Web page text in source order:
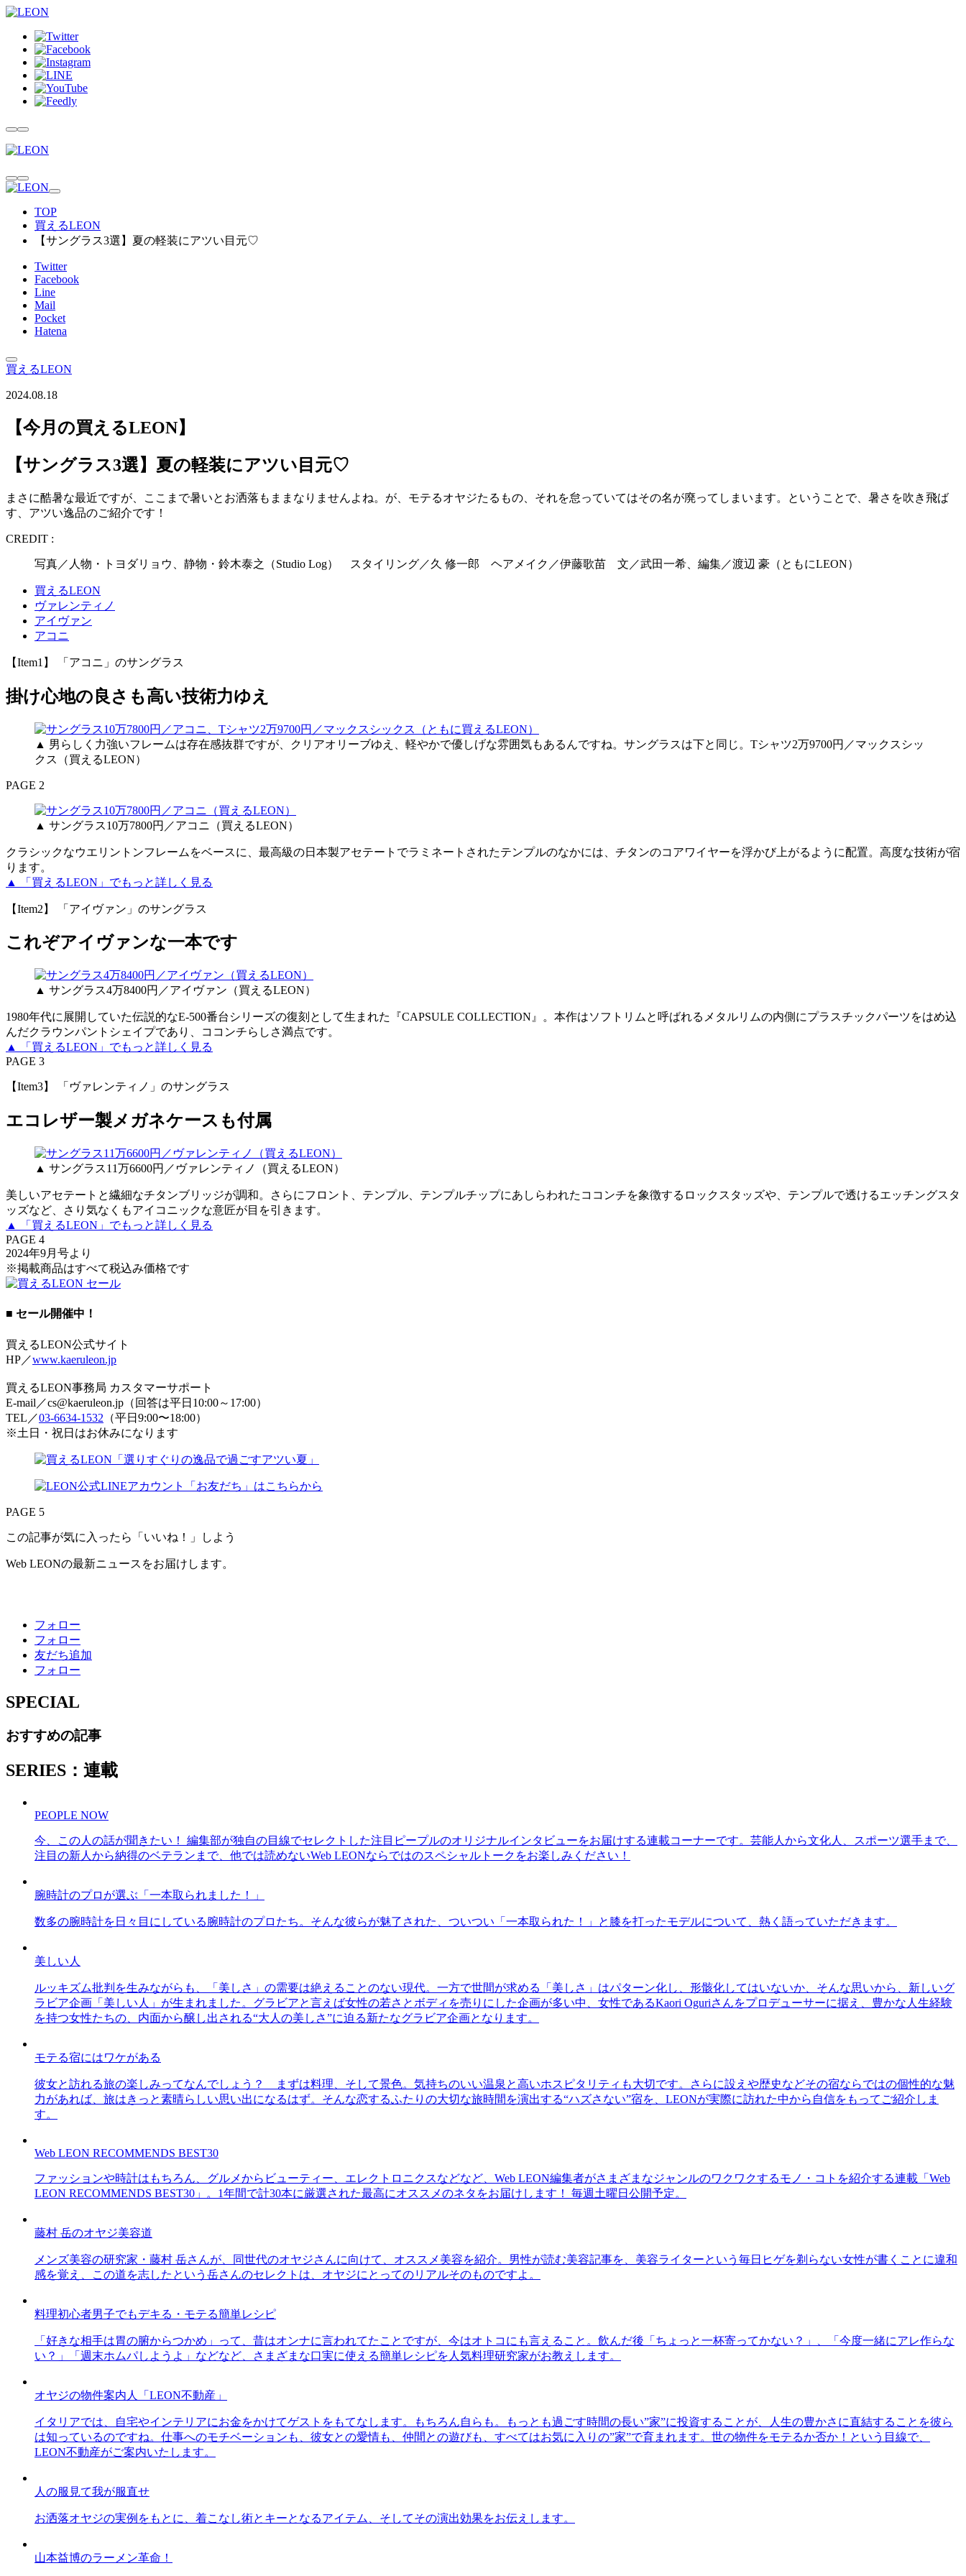
TOP
買えるLEON
【サングラス3選】夏の軽装にアツい目元♡
Twitter
Facebook
Line
Mail
Pocket
Hatena
買えるLEON
2024.08.18
【今月の買えるLEON】
【サングラス3選】夏の軽装にアツい目元♡
まさに酷暑な最近ですが、ここまで暑いとお洒落もままなりませんよね。が、モテるオヤジたるもの、それを怠っていてはその名が廃ってしまいます。ということで、暑さを吹き飛ば
す、アツい逸品のご紹介です！
CREDIT :
写真／人物・トヨダリョウ、静物・鈴木泰之（Studio Log） スタイリング／久 修一郎 ヘアメイク／伊藤歌苗 文／武田一希、編集／渡辺 豪（ともにLEON）
買えるLEON
ヴァレンティノ
アイヴァン
アコニ
【Item1】 「アコニ」のサングラス
掛け心地の良さも高い技術力ゆえ
▲ 男らしく力強いフレームは存在感抜群ですが、クリアオリーブゆえ、軽やかで優しげな雰囲気もあるんですね。サングラスは下と同じ。Tシャツ2万9700円／マックスシッ
クス（買えるLEON）
PAGE 2
▲ サングラス10万7800円／アコニ（買えるLEON）
クラシックなウエリントンフレームをベースに、最高級の日本製アセテートでラミネートされたテンプルのなかには、チタンのコアワイヤーを浮かび上がるように配置。高度な技術が宿
ります。
▲ 「買えるLEON」でもっと詳しく見る
【Item2】 「アイヴァン」のサングラス
これぞアイヴァンな一本です
▲ サングラス4万8400円／アイヴァン（買えるLEON）
1980年代に展開していた伝説的なE-500番台シリーズの復刻として生まれた『CAPSULE COLLECTION』。本作はソフトリムと呼ばれるメタルリムの内側にプラスチックパーツをはめ込
んだクラウンパントシェイプであり、ココンチらしさ満点です。
▲ 「買えるLEON」でもっと詳しく見る
PAGE 3
【Item3】 「ヴァレンティノ」のサングラス
エコレザー製メガネケースも付属
▲ サングラス11万6600円／ヴァレンティノ（買えるLEON）
美しいアセテートと繊細なチタンブリッジが調和。さらにフロント、テンプル、テンプルチップにあしらわれたココンチを象徴するロックスタッズや、テンプルで透けるエッチングスタ
ッズなど、さり気なくもアイコニックな意匠が目を引きます。
▲ 「買えるLEON」でもっと詳しく見る
PAGE 4
2024年9月号より
※掲載商品はすべて税込み価格です
■ セール開催中！
買えるLEON公式サイト
HP／www.kaeruleon.jp
買えるLEON事務局 カスタマーサポート
E-mail／cs@kaeruleon.jp（回答は平日10:00～17:00）
TEL／03-6634-1532 （平日9:00〜18:00）
※土日・祝日はお休みになります
PAGE 5
この記事が気に入ったら「いいね！」しよう
Web LEONの最新ニュースをお届けします。
フォロー
フォロー
友だち追加
フォロー
SPECIAL
おすすめの記事
SERIES：連載
PEOPLE NOW
今、この人の話が聞きたい！ 編集部が独自の目線でセレクトした注目ピープルのオリジナルインタビューをお届けする連載コーナーです。芸能人から文化人、スポーツ選手まで、
注目の新人から納得のベテランまで、他では読めないWeb LEONならではのスペシャルトークをお楽しみください！
腕時計のプロが選ぶ「一本取られました！」
数多の腕時計を日々目にしている腕時計のプロたち。そんな彼らが魅了された、ついつい「一本取られた！」と膝を打ったモデルについて、熱く語っていただきます。
美しい人
ルッキズム批判を生みながらも、「美しさ」の需要は絶えることのない現代。一方で世間が求める「美しさ」はパターン化し、形骸化してはいないか、そんな思いから、新しいグ
ラビア企画「美しい人」が生まれました。グラビアと言えば女性の若さとボディを売りにした企画が多い中、女性であるKaori Oguriさんをプロデューサーに据え、豊かな人生経験
を持つ女性たちの、内面から醸し出される“大人の美しさ”に迫る新たなグラビア企画となります。
モテる宿にはワケがある
彼女と訪れる旅の楽しみってなんでしょう？ まずは料理、そして景色。気持ちのいい温泉と高いホスピタリティも大切です。さらに設えや歴史などその宿ならではの個性的な魅
力があれば、旅はきっと素晴らしい思い出になるはず。そんな恋するふたりの大切な旅時間を演出する“ハズさない”宿を、LEONが実際に訪れた中から自信をもってご紹介しま
す。
Web LEON RECOMMENDS BEST30
ファッションや時計はもちろん、グルメからビューティー、エレクトロニクスなどなど、Web LEON編集者がさまざまなジャンルのワクワクするモノ・コトを紹介する連載「Web
LEON RECOMMENDS BEST30」。1年間で計30本に厳選された最高にオススメのネタをお届けします！ 毎週土曜日公開予定。
藤村 岳のオヤジ美容道
メンズ美容の研究家・藤村 岳さんが、同世代のオヤジさんに向けて、オススメ美容を紹介。男性が読む美容記事を、美容ライターという毎日ヒゲを剃らない女性が書くことに違和
感を覚え、この道を志したという岳さんのセレクトは、オヤジにとってのリアルそのものですよ。
料理初心者男子でもデキる・モテる簡単レシピ
「好きな相手は胃の腑からつかめ」って、昔はオンナに言われてたことですが、今はオトコにも言えること。飲んだ後「ちょっと一杯寄ってかない？」、「今度一緒にアレ作らな
い？」「週末ホムパしようよ」などなど、さまざまな口実に使える簡単レシピを人気料理研究家がお教えします。
オヤジの物件案内人「LEON不動産」
イタリアでは、自宅やインテリアにお金をかけてゲストをもてなします。もちろん自らも。もっとも過ごす時間の長い”家”に投資することが、人生の豊かさに直結することを彼ら
は知っているのですね。仕事へのモチベーションも、彼女との愛情も、仲間との遊びも、すべてはお気に入りの”家”で育まれます。世の物件をモテるか否か！という目線で、
LEON不動産がご案内いたします。
人の服見て我が服直せ
お洒落オヤジの実例をもとに、着こなし術とキーとなるアイテム、そしてその演出効果をお伝えします。
山本益博のラーメン革命！